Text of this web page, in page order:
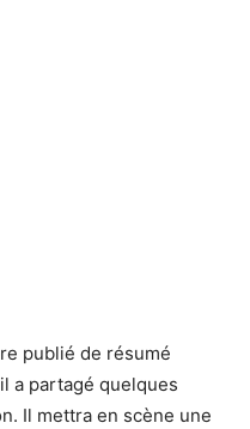
publié de résumé
a partagé quelques
Il mettra en scène une